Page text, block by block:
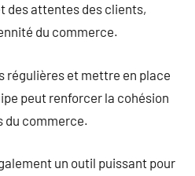
des attentes des clients,
du commerce.
régulières et mettre en place
peut renforcer la cohésion
du commerce.
un outil puissant pour